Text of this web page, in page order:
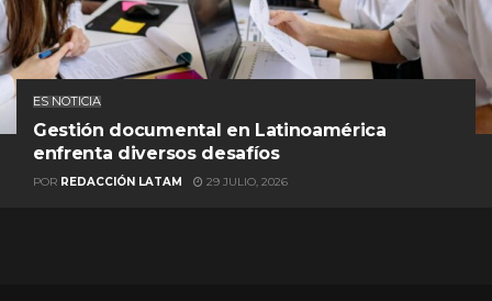
ES NOTICIA
Gestión documental en Latinoamérica
enfrenta diversos desafíos
POR REDACCIÓN LATAM 29 JULIO, 2026